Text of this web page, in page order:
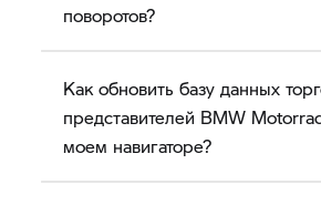
поворотов?
Как обновить базу данных
представителей BMW
моем навигаторе?